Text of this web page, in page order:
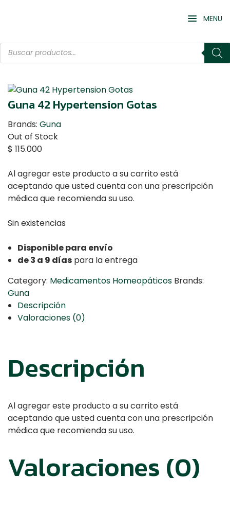
MENU
Guna 42 Hypertension Gotas
Brands: Guna
Out of Stock
$ 115.000
Al agregar este producto a su carrito está
aceptando que usted cuenta con una prescripción
médica que recomienda su uso.
Sin existencias
Disponible para envío
de 3 a 9 días para la entrega
Category: Medicamentos Homeopáticos Brands:
Guna
Descripción
Valoraciones (0)
Descripción
Al agregar este producto a su carrito está
aceptando que usted cuenta con una prescripción
médica que recomienda su uso.
Valoraciones (0)